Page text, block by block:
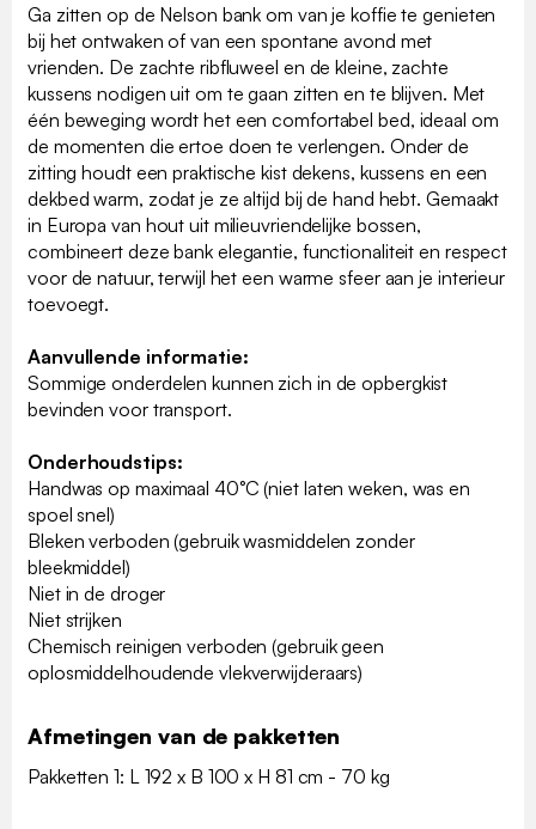
Ga zitten op de Nelson bank om van je koffie te genieten
bij het ontwaken of van een spontane avond met
vrienden. De zachte ribfluweel en de kleine, zachte
kussens nodigen uit om te gaan zitten en te blijven. Met
één beweging wordt het een comfortabel bed, ideaal om
de momenten die ertoe doen te verlengen. Onder de
zitting houdt een praktische kist dekens, kussens en een
dekbed warm, zodat je ze altijd bij de hand hebt. Gemaakt
in Europa van hout uit milieuvriendelijke bossen,
combineert deze bank elegantie, functionaliteit en respect
voor de natuur, terwijl het een warme sfeer aan je interieur
toevoegt.
Aanvullende informatie:
Sommige onderdelen kunnen zich in de opbergkist
bevinden voor transport.
Onderhoudstips:
Handwas op maximaal 40°C (niet laten weken, was en
spoel snel)
Bleken verboden (gebruik wasmiddelen zonder
bleekmiddel)
Niet in de droger
Niet strijken
Chemisch reinigen verboden (gebruik geen
oplosmiddelhoudende vlekverwijderaars)
Afmetingen van de pakketten
Pakketten 1: L 192 x B 100 x H 81 cm - 70 kg